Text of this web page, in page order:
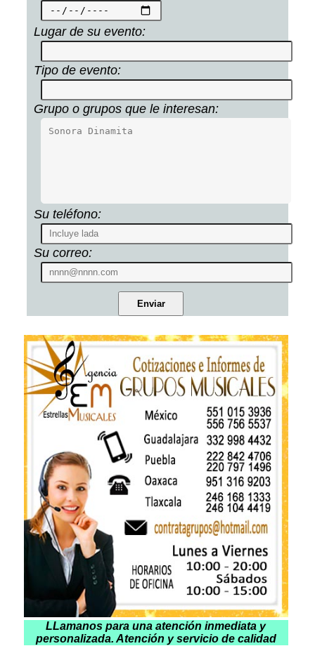
Lugar de su evento:
Tipo de evento:
Grupo o grupos que le interesan:
Su teléfono:
Su correo:
LLamanos para una atención inmediata y
personalizada. Atención y servicio de calidad